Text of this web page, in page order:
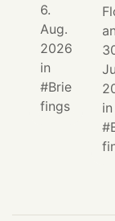
6.
Aug.
2026
in
Brie
fings
an
in